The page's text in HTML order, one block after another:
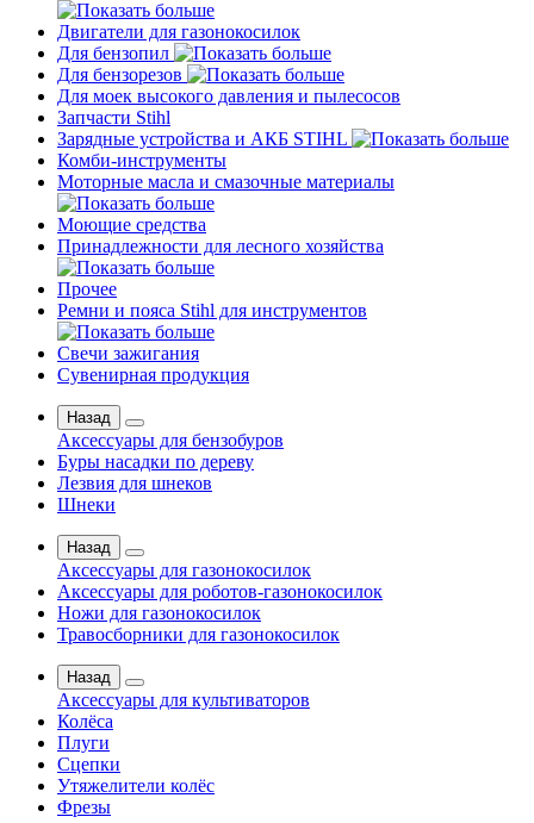
Двигатели для газонокосилок
Для бензопил
Для бензорезов
Для моек высокого давления и пылесосов
Запчасти Stihl
Зарядные устройства и АКБ STIHL
Комби-инструменты
Моторные масла и смазочные материалы
Моющие средства
Принадлежности для лесного хозяйства
Прочее
Ремни и пояса Stihl для инструментов
Свечи зажигания
Сувенирная продукция
Назад
Аксессуары для бензобуров
Буры насадки по дереву
Лезвия для шнеков
Шнеки
Назад
Аксессуары для газонокосилок
Аксессуары для роботов-газонокосилок
Ножи для газонокосилок
Травосборники для газонокосилок
Назад
Аксессуары для культиваторов
Колёса
Плуги
Сцепки
Утяжелители колёс
Фрезы